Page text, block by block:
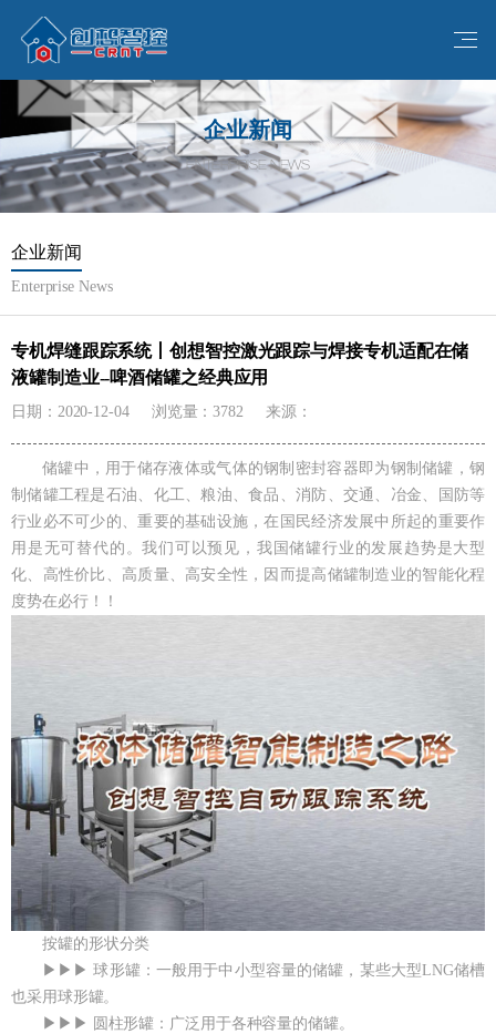
企业新闻
ENTERPRISE NEWS
企业新闻
Enterprise News
专机焊缝跟踪系统丨创想智控激光跟踪与焊接专机适配在储
液罐制造业--啤酒储罐之经典应用
日期：2020-12-04 浏览量：3782 来源：
储罐中，用于储存液体或气体的钢制密封容器即为钢制储罐，钢
制储罐工程是石油、化工、粮油、食品、消防、交通、冶金、国防等
行业必不可少的、重要的基础设施，在国民经济发展中所起的重要作
用是无可替代的。我们可以预见，我国储罐行业的发展趋势是大型
化、高性价比、高质量、高安全性，因而提高储罐制造业的智能化程
度势在必行！！
按罐的形状分类
▶▶▶ 球形罐：一般用于中小型容量的储罐，某些大型LNG储槽
也采用球形罐。
▶▶▶ 圆柱形罐：广泛用于各种容量的储罐。